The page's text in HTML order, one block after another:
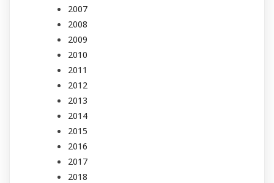
2007
2008
2009
2010
2011
2012
2013
2014
2015
2016
2017
2018